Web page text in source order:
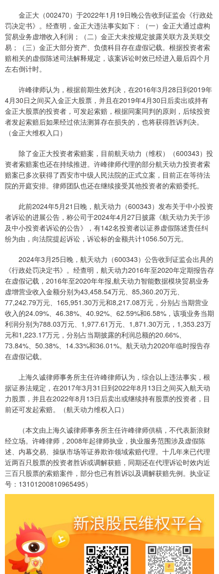
金正大（002470）于2022年1月19日晚公告收到证监会《行政处
罚决定书》。经查明，金正大违法事实如下：（一）金正大通过虚构
贸易业务虚增收入利润；（二）金正大未按规定披露关联方及关联交
易；（三）金正大部分资产、负债科目存在虚假记载。根据投资者索
赔相关的虚假陈述司法解释规定，该案诉讼时效已经进入最后四个月
左右倒计时。
许峰律师认为，根据前期生效判决，在2016年3月28日到2019年
4月30日之间买入金正大股票，并且在2019年4月30日后卖出或持有
金正大股票的投资者，可发起索赔，根据同案同判的原则，后续投资
者发起索赔后如果经过依法测算存在损失的，也将获得胜诉判决。
（金正大维权入口）
除了金正大投资者索赔案，目前航天动力（维权）（600343）投
资者索赔案也还在持续推进。许峰律师代理的部分航天动力投资者索
赔案已多次获得了西安市中级人民法院的正式立案，目前正在等待法
院的开庭安排。律师团队也还在继续接受其他投资者的索赔委托。
此前2024年5月21日晚，航天动力（600343）发布关于中小投资
者诉讼的进展公告，称公司于2024年4月27日披露《航天动力关于涉
及中小投资者诉讼的公告》，有142名投资者以证券虚假陈述责任纠
纷为由，向法院提起诉讼，诉讼标的金额共计1056.50万元。
2024年3月25日晚，航天动力（600343）公告收到证监会出具的
《行政处罚决定书》。经查明，航天动力2016年至2020年定期报告存
在虚假记载，2016年至2020年年报,航天动力智能数据模块贸易业务
虚增营业收入金额分别为43,458.54万元、85,360.20万元、
77,242.79万元、165,951.30万元和8,217.08万元，分别占当期营业
收入的24.09%、46.38%、40.92%、62.59%和6.58%，该项业务当期
利润分别为788.03万元、1,977.61万元、1,871.30万元，1,353.23万
元和1,223.17万元，分别占当期披露的利润总额的20.66%、
73.84%、50.38%、14.33%和36.01%。航天动力2020年临时报告存
在虚假记载。
上海久诚律师事务所主任许峰律师认为，综合以上违法事实，根
据证券法规定，在2017年3月31日到2022年8月13日之间买入航天动
力股票，并且在2022年8月13日后卖出或继续持有股票的投资者，目
前还可发起索赔。（航天动力维权入口）
（本文由上海久诚律师事务所主任许峰律师供稿，不代表新浪财
经立场。许峰律师，2008年起律师执业，执业服务范围涉及虚假陈
述、内幕交易、操纵市场等证券欺诈领域索赔代理。十几年来已代理
近两百只股票的投资者胜诉或调解获赔，同期还在代理诉讼时效内近
三百只股票的索赔案件，部分也已有胜诉以及调解获赔先例。执业证
号：13101200810965495）